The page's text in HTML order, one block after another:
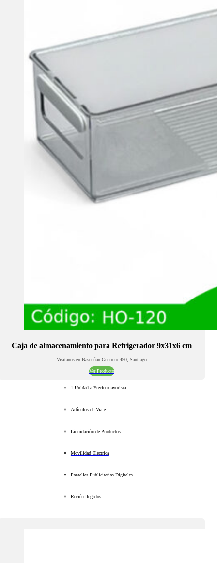
Caja de almacenamiento para Refrigerador 9x31x6 cm
Visitanos en Bascuñan Guerrero 490, Santiago
Ver Producto
1 Unidad a Precio mayorista
Artículos de Viaje
Liquidación de Productos
Movilidad Eléctrica
Pantallas Publicitarias Digitales
Recién llegados